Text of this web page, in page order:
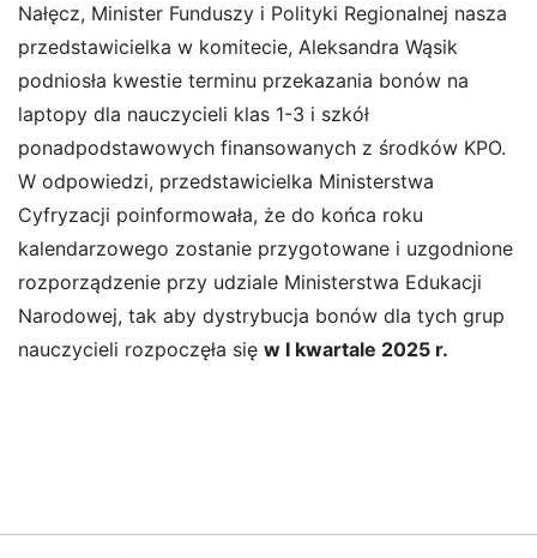
Nałęcz, Minister Funduszy i Polityki Regionalnej nasza
przedstawicielka w komitecie, Aleksandra Wąsik
podniosła kwestie terminu przekazania bonów na
laptopy dla nauczycieli klas 1-3 i szkół
ponadpodstawowych finansowanych z środków KPO.
W odpowiedzi, przedstawicielka Ministerstwa
Cyfryzacji poinformowała, że do końca roku
kalendarzowego zostanie przygotowane i uzgodnione
rozporządzenie przy udziale Ministerstwa Edukacji
Narodowej, tak aby dystrybucja bonów dla tych grup
nauczycieli rozpoczęła się w I kwartale 2025 r.